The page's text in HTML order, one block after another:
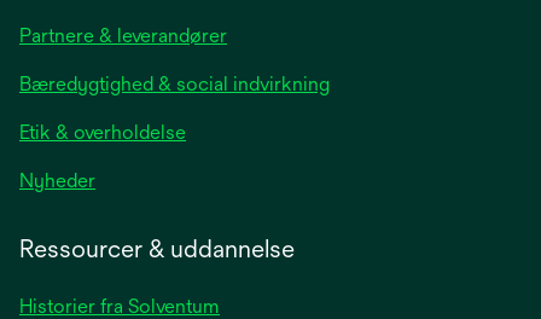
a
new
Partnere & leverandører
Bæredygtighed & social indvirkning
Etik & overholdelse
Nyhederopens
tab
Ressourcer & uddannelse
Historier fra Solventum